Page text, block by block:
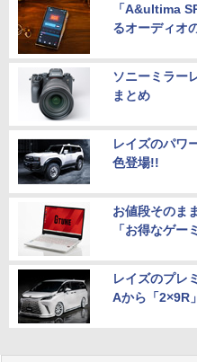
「A&ultima
るオーディオ
ソニーミラー
まとめ
レイズのパワ
色登場!!
お値段そのま
「お得なゲー
レイズのプレ
Aから「2×9R